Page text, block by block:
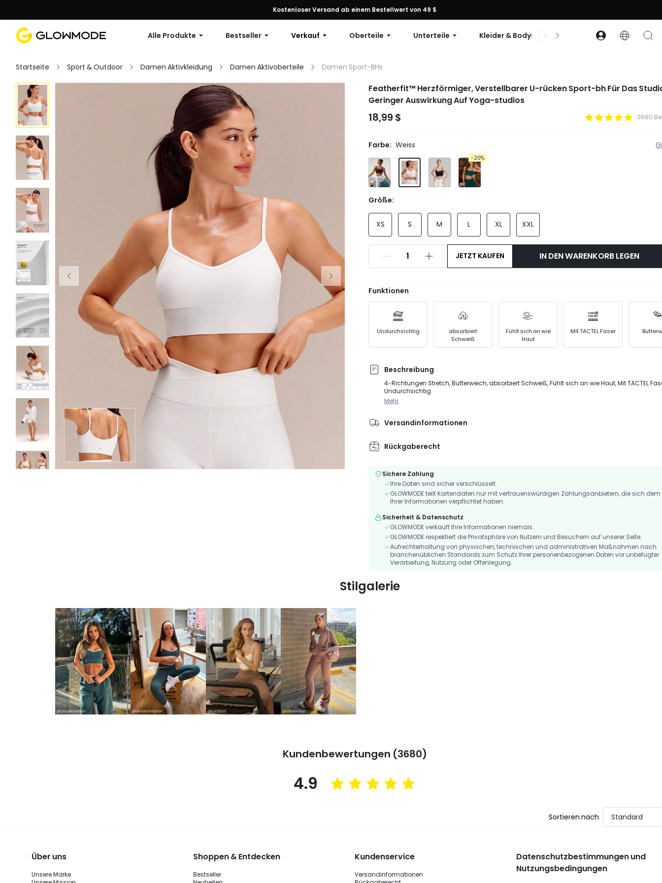
Erste Bestellung: 10 % Rabatt auf jede Bestellung, 12 % Rabatt ab 79 $ oder 15 % Rabatt ab 99 $ | Code: GLOWNEW
Kostenloser Versand ab einem Bestellwert von 49 $
Alle Produkte Bestseller Verkauf Oberteile Unterteile Kleider & Bodys
Startseite Sport & Outdoor Damen Aktivkleidung Damen Aktivoberteile Damen Sport-BHs
Featherfit™ Herzförmiger, Verstellbarer U-rücken Sport-bh Für Das
Geringer Auswirkung Auf Yoga-studios
18,99 $ 3680
Farbe: Weiss
-20%
Größe:
XS S M L XL XXL
JETZT KAUFEN IN DEN WARENKORB LEGEN
Funktionen
Undurchsichtig
absorbiert
Schweiß
Fühlt sich an wie
Haut
Mit TACTEL Faser
Beschreibung
4-Richtungen Stretch, Butterweich, absorbiert Schweiß, Fühlt sich an wie Haut, Mit TACTEL
Undurchsichtig
Mehr
Versandinformationen
Rückgaberecht
Sichere Zahlung
Ihre Daten sind sicher verschlüsselt.
GLOWMODE teilt Kartendaten nur mit vertrauenswürdigen Zahlungsanbietern, die sich
Ihrer Informationen verpflichtet haben.
Sicherheit & Datenschutz
GLOWMODE verkauft Ihre Informationen niemals.
GLOWMODE respektiert die Privatsphäre von Nutzern und Besuchern auf unserer Seite.
Aufrechterhaltung von physischen, technischen und administrativen Maßnahmen nach
branchenüblichen Standards zum Schutz Ihrer personenbezogenen Daten vor unbefugter
Verarbeitung, Nutzung oder Offenlegung.
Stilgalerie
Kundenbewertungen (3680)
4.9
Sortieren nach Standard
Über uns
Unsere Marke
Shoppen & Entdecken
Bestseller
Kundenservice
Versandinformationen
Datenschutzbestimmungen und
Nutzungsbedingungen